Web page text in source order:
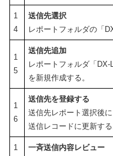
1
4
送信先選択
レポートフォルダの「
1
5
送信先追加
レポートフォルダ「
を新規作成する。
1
6
送信先を登録する
送信先レポート選択後
送信レコードに更新する
1
一斉送信内容レビュー